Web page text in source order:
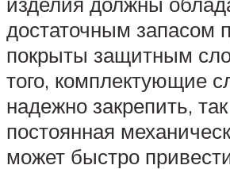
достаточным запасом
покрыты защитным
того, комплектующие
надежно закрепить,
постоянная
может быстро